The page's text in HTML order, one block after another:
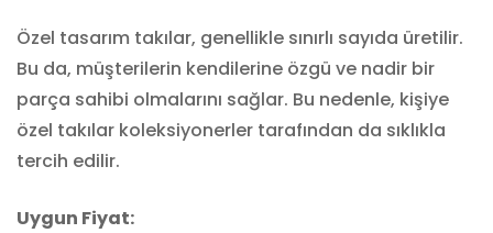
Özel tasarım takılar, genellikle sınırlı sayıda üretilir.
Bu da, müşterilerin kendilerine özgü ve nadir bir
parça sahibi olmalarını sağlar. Bu nedenle, kişiye
özel takılar koleksiyonerler tarafından da sıklıkla
tercih edilir.
Uygun Fiyat: